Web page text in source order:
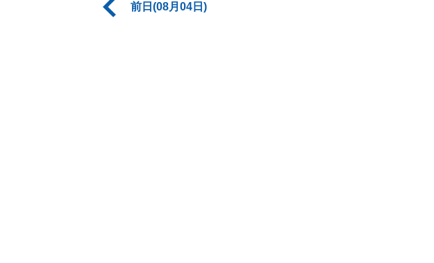
前日(08月04日)